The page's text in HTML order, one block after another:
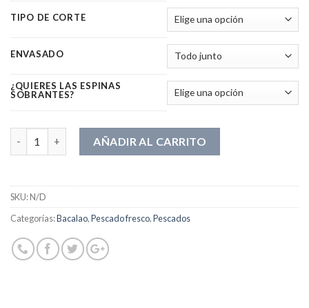
TIPO DE CORTE
ENVASADO
¿QUIERES LAS ESPINAS
SOBRANTES?
AÑADIR AL CARRITO
SKU:N/D
Categorías:Bacalao,Pescado fresco,Pescados